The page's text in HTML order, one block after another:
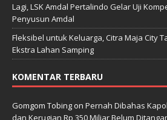
Lagi, LSK Amdal Pertalindo Gelar Uji
Penyusun Amdal
Fleksibel untuk Keluarga, Citra Maja City
Ekstra Lahan Samping
KOMENTAR TERBARU
Gomgom Tobing on Pernah Dibahas
dan Kerugian Rp 350 Miliar Belum